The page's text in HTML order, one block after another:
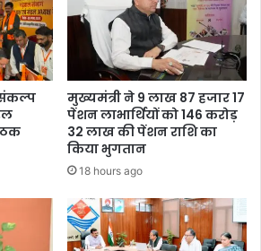
मुख्यमंत्री ने 9 लाख 87 हजार 17
पेंशन लाभार्थियों को 146 करोड़
32 लाख की पेंशन राशि का
किया भुगतान
18 hours ago